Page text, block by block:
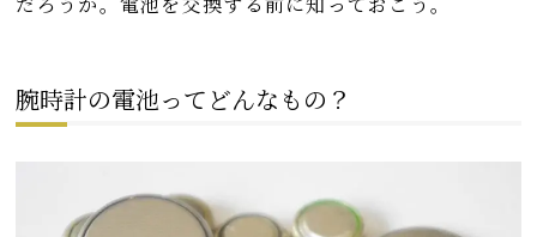
腕時計の電池ってどんなもの？